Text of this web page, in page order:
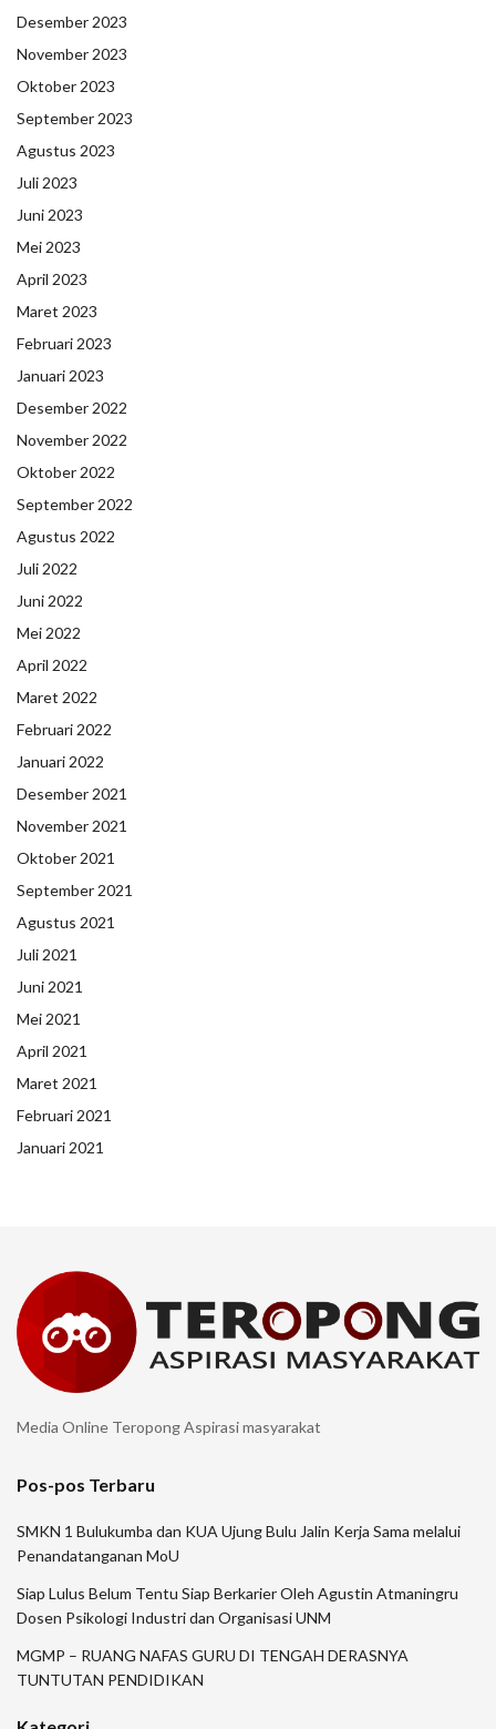
Desember 2023
November 2023
Oktober 2023
September 2023
Agustus 2023
Juli 2023
Juni 2023
Mei 2023
April 2023
Maret 2023
Februari 2023
Januari 2023
Desember 2022
November 2022
Oktober 2022
September 2022
Agustus 2022
Juli 2022
Juni 2022
Mei 2022
April 2022
Maret 2022
Februari 2022
Januari 2022
Desember 2021
November 2021
Oktober 2021
September 2021
Agustus 2021
Juli 2021
Juni 2021
Mei 2021
April 2021
Maret 2021
Februari 2021
Januari 2021
Media Online Teropong Aspirasi masyarakat
Pos-pos Terbaru
SMKN 1 Bulukumba dan KUA Ujung Bulu Jalin Kerja Sama melalui
Penandatanganan MoU
Siap Lulus Belum Tentu Siap Berkarier Oleh Agustin Atmaningru
Dosen Psikologi Industri dan Organisasi UNM
MGMP – RUANG NAFAS GURU DI TENGAH DERASNYA
TUNTUTAN PENDIDIKAN